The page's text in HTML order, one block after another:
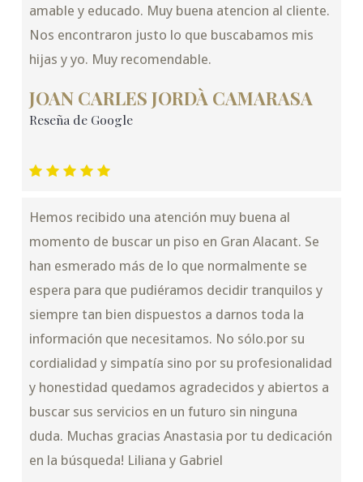
amable y educado. Muy buena atencion al cliente.
Nos encontraron justo lo que buscabamos mis
hijas y yo. Muy recomendable.
JOAN CARLES JORDÀ CAMARASA
Reseña de Google
Hemos recibido una atención muy buena al
momento de buscar un piso en Gran Alacant. Se
han esmerado más de lo que normalmente se
espera para que pudiéramos decidir tranquilos y
siempre tan bien dispuestos a darnos toda la
información que necesitamos. No sólo.por su
cordialidad y simpatía sino por su profesionalidad
y honestidad quedamos agradecidos y abiertos a
buscar sus servicios en un futuro sin ninguna
duda. Muchas gracias Anastasia por tu dedicación
en la búsqueda! Liliana y Gabriel